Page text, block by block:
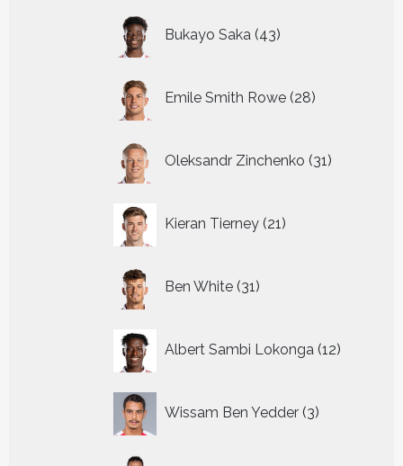
Bukayo Saka 43
producten
Emile Smith Rowe 28
producten
Oleksandr Zinchenko 31
producten
Kieran Tierney 21
producten
Ben White 31
producten
Albert Sambi Lokonga 12
Wissam Ben Yedder 3
producten